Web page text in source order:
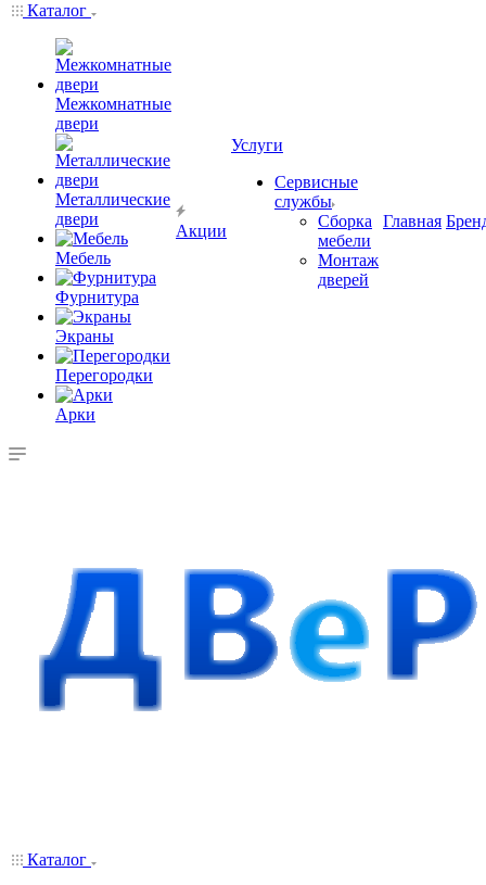
Каталог
Межкомнатные
двери
Металлические
двери
Мебель
Фурнитура
Экраны
Перегородки
Арки
Акции
Услуги
Сервисные
службы
Сборка
мебели
Монтаж
дверей
Главная
Каталог